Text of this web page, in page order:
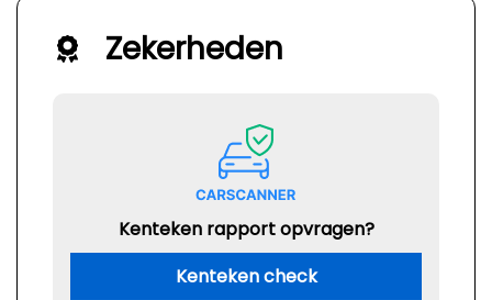
Zekerheden
Kenteken rapport opvragen?
Kenteken check